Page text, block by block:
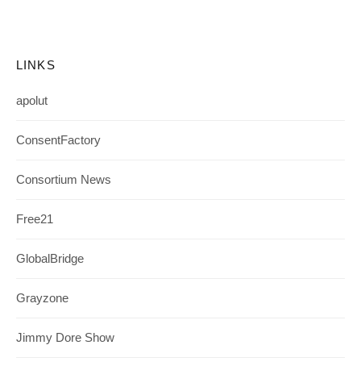
LINKS
apolut
ConsentFactory
Consortium News
Free21
GlobalBridge
Grayzone
Jimmy Dore Show